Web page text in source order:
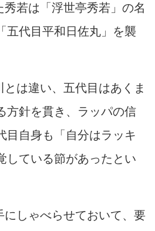
秀若は「浮世亭秀若」の名
五代目平和日佐丸」を襲
は違い、五代目はあくま
方針を貫き、ラッパの信
目自身も「自分はラッキ
している節があったとい
にしゃべらせておいて、要